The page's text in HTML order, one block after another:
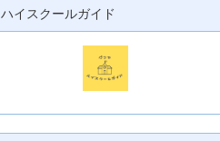
ハイスクールガイド